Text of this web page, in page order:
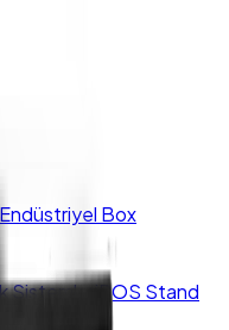
Endüstriyel Box
SistemleriPOS Stand